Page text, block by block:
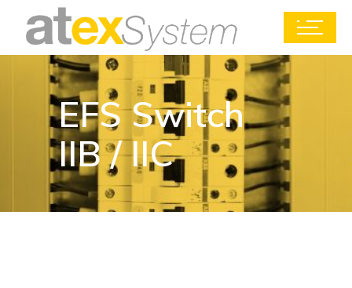
EFS Switch
IIB / IIC